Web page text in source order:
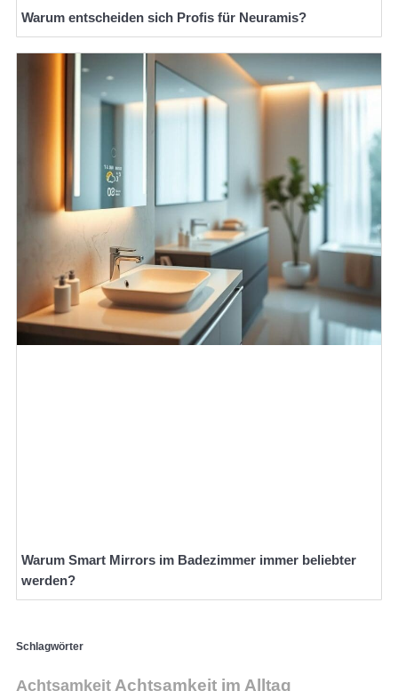
Warum entscheiden sich Profis für Neuramis?
Warum Smart Mirrors im Badezimmer immer beliebter
werden?
Schlagwörter
AchtsamkeitAchtsamkeit im Alltag